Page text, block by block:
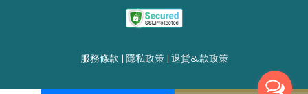
服務條款 | 隱私政策| 退貨&款政策